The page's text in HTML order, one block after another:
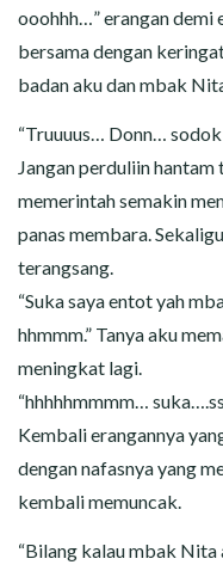
ooohhh…” erangan demi
bersama dengan
badan aku dan mbak
“Truuuus… Donn…
Jangan perduliin hantam
memerintah semakin
panas membara.
terangsang.
“Suka saya entot yah
hhmmm.” Tanya aku
meningkat lagi.
“hhhhhmmmm…
Kembali erangannya
dengan nafasnya yang
kembali memuncak.
“Bilang kalau mbak Nita